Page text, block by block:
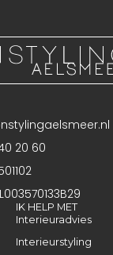
20 60
IK HELP MET
Interieuradvies
Interieurstyling